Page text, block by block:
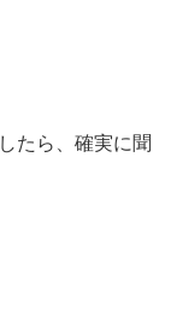
たら、確実に聞